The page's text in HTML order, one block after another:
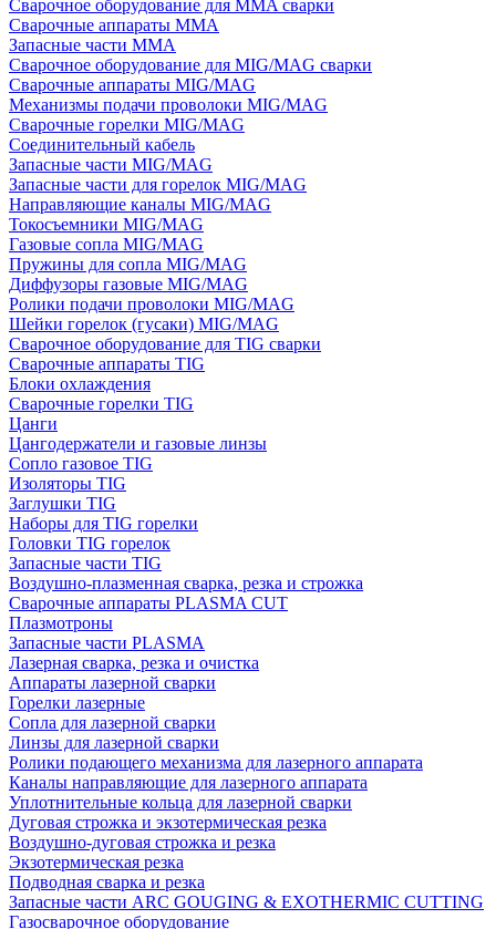
Сварочное оборудование для MMA сварки
Сварочные аппараты MMA
Запасные части MMA
Сварочное оборудование для MIG/MAG сварки
Сварочные аппараты MIG/MAG
Механизмы подачи проволоки MIG/MAG
Сварочные горелки MIG/MAG
Соединительный кабель
Запасные части MIG/MAG
Запасные части для горелок MIG/MAG
Направляющие каналы MIG/MAG
Токосъемники MIG/MAG
Газовые сопла MIG/MAG
Пружины для сопла MIG/MAG
Диффузоры газовые MIG/MAG
Ролики подачи проволоки MIG/MAG
Шейки горелок (гусаки) MIG/MAG
Сварочное оборудование для TIG сварки
Сварочные аппараты TIG
Блоки охлаждения
Сварочные горелки TIG
Цанги
Цангодержатели и газовые линзы
Сопло газовое TIG
Изоляторы TIG
Заглушки TIG
Наборы для TIG горелки
Головки TIG горелок
Запасные части TIG
Воздушно-плазменная сварка, резка и строжка
Сварочные аппараты PLASMA CUT
Плазмотроны
Запасные части PLASMA
Лазерная сварка, резка и очистка
Аппараты лазерной сварки
Горелки лазерные
Сопла для лазерной сварки
Линзы для лазерной сварки
Ролики подающего механизма для лазерного аппарата
Каналы направляющие для лазерного аппарата
Уплотнительные кольца для лазерной сварки
Дуговая строжка и экзотермическая резка
Воздушно-дуговая строжка и резка
Экзотермическая резка
Подводная сварка и резка
Запасные части ARC GOUGING & EXOTHERMIC CUTTING
Газосварочное оборудование